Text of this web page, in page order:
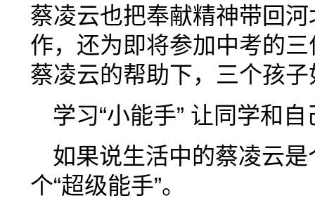
蔡凌云也把奉献精神带回
作，还为即将参加中考的
蔡凌云的帮助下，三个孩
学习“小能手” 让同学和
如果说生活中的蔡凌云是
个“超级能手”。